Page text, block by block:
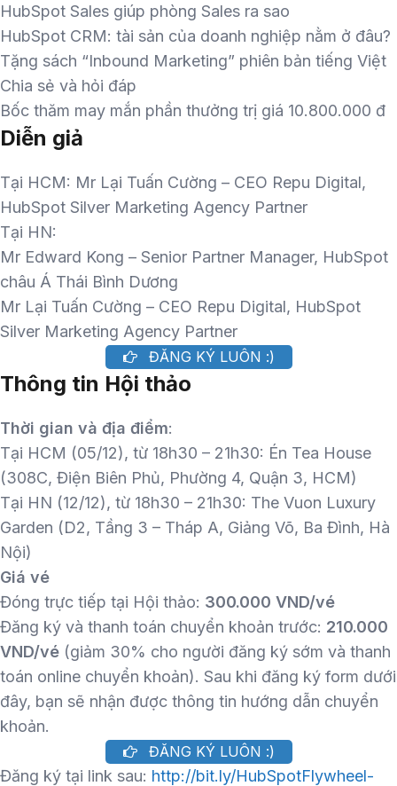
HubSpot Sales giúp phòng Sales ra sao
HubSpot CRM: tài sản của doanh nghiệp nằm ở đâu?
Tặng sách “Inbound Marketing” phiên bản tiếng Việt
Chia sẻ và hỏi đáp
Bốc thăm may mắn phần thưởng trị giá 10.800.000 đ
Diễn giả
Tại HCM: Mr Lại Tuấn Cường – CEO Repu Digital,
HubSpot Silver Marketing Agency Partner
Tại HN:
Mr Edward Kong – Senior Partner Manager, HubSpot
châu Á Thái Bình Dương
Mr Lại Tuấn Cường – CEO Repu Digital, HubSpot
Silver Marketing Agency Partner
ĐĂNG KÝ LUÔN :)
Thông tin Hội thảo
Thời gian và địa điểm:
Tại HCM (05/12), từ 18h30 – 21h30: Én Tea House
(308C, Điện Biên Phủ, Phường 4, Quận 3, HCM)
Tại HN (12/12), từ 18h30 – 21h30: The Vuon Luxury
Garden (D2, Tầng 3 – Tháp A, Giảng Võ, Ba Đình, Hà
Nội)
Giá vé
Đóng trực tiếp tại Hội thảo: 300.000 VND/vé
Đăng ký và thanh toán chuyển khoản trước: 210.000
VND/vé (giảm 30% cho người đăng ký sớm và thanh
toán online chuyển khoản). Sau khi đăng ký form dưới
đây, bạn sẽ nhận được thông tin hướng dẫn chuyển
khoản.
ĐĂNG KÝ LUÔN :)
Đăng ký tại link sau: http://bit.ly/HubSpotFlywheel-